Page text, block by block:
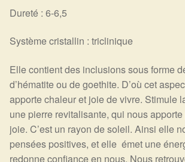
Dureté : 6-6,5
Système cristallin : triclinique
Elle contient des inclusions sous forme
d’hématite ou de goethite. D’où cet
apporte chaleur et joie de vivre. Stimule
une pierre revitalisante, qui nous
joie. C’est un rayon de soleil. Ainsi elle
pensées positives, et elle émet une
redonne confiance en nous. Nous